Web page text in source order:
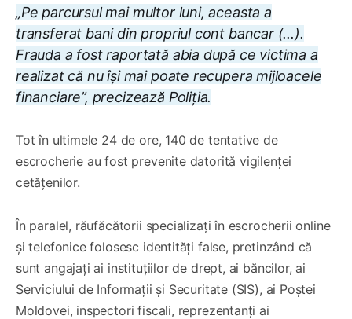
„Pe parcursul mai multor luni, aceasta a
transferat bani din propriul cont bancar (...).
Frauda a fost raportată abia după ce victima a
realizat că nu își mai poate recupera mijloacele
financiare”, precizează Poliția.
Tot în ultimele 24 de ore, 140 de tentative de
escrocherie au fost prevenite datorită vigilenței
cetățenilor.
În paralel, răufăcătorii specializați în escrocherii online
și telefonice folosesc identități false, pretinzând că
sunt angajați ai instituțiilor de drept, ai băncilor, ai
Serviciului de Informații și Securitate (SIS), ai Poștei
Moldovei, inspectori fiscali, reprezentanți ai